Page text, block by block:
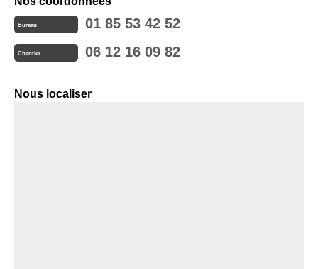
Bureau 01 85 53 42 52
Chantier 06 12 16 09 82
Nous localiser